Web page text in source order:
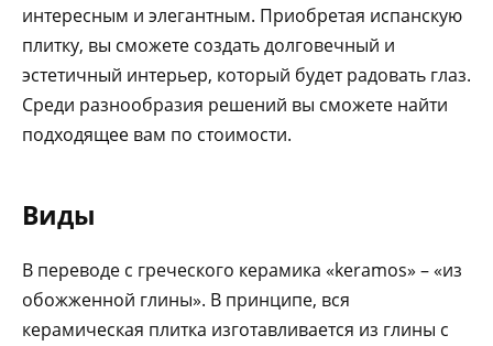
интересным и элегантным. Приобретая испанскую
плитку, вы сможете создать долговечный и
эстетичный интерьер, который будет радовать глаз.
Среди разнообразия решений вы сможете найти
подходящее вам по стоимости.
Виды
В переводе с греческого керамика «keramos» – «из
обожженной глины». В принципе, вся
керамическая плитка изготавливается из глины с